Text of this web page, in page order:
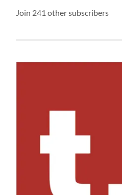
Join 241 other subscribers